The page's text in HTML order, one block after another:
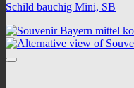
Schild bauchig Mini, SB